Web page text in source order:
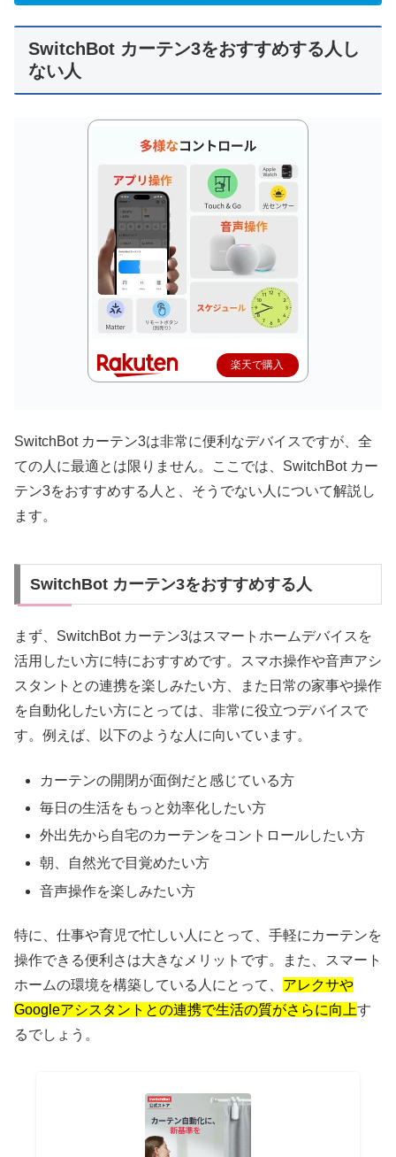
SwitchBot カーテン3をおすすめする人し
ない人
楽天で購入
SwitchBot カーテン3は非常に便利なデバイスですが、全
ての人に最適とは限りません。ここでは、SwitchBot カー
テン3をおすすめする人と、そうでない人について解説し
ます。
SwitchBot カーテン3をおすすめする人
まず、SwitchBot カーテン3はスマートホームデバイスを
活用したい方に特におすすめです。スマホ操作や音声アシ
スタントとの連携を楽しみたい方、また日常の家事や操作
を自動化したい方にとっては、非常に役立つデバイスで
す。例えば、以下のような人に向いています。
カーテンの開閉が面倒だと感じている方
毎日の生活をもっと効率化したい方
外出先から自宅のカーテンをコントロールしたい方
朝、自然光で目覚めたい方
音声操作を楽しみたい方
特に、仕事や育児で忙しい人にとって、手軽にカーテンを
操作できる便利さは大きなメリットです。また、スマート
ホームの環境を構築している人にとって、 アレクサや
Googleアシスタントとの連携で生活の質がさらに向上す
るでしょう。